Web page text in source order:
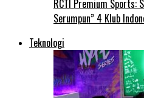
RCTI Premium Sports:
Serumpun” 4 Klub
Teknologi